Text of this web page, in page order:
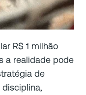
R$ 1 milhão
a realidade pode
de